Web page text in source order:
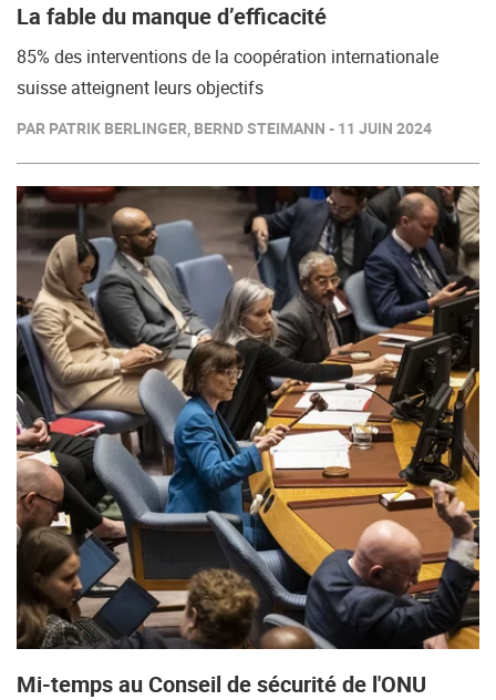
La fable du manque d’efficacité
85% des interventions de la coopération internationale
suisse atteignent leurs objectifs
PAR PATRIK BERLINGER, BERND STEIMANN - 11 JUIN 2024
Mi-temps au Conseil de sécurité de l'ONU